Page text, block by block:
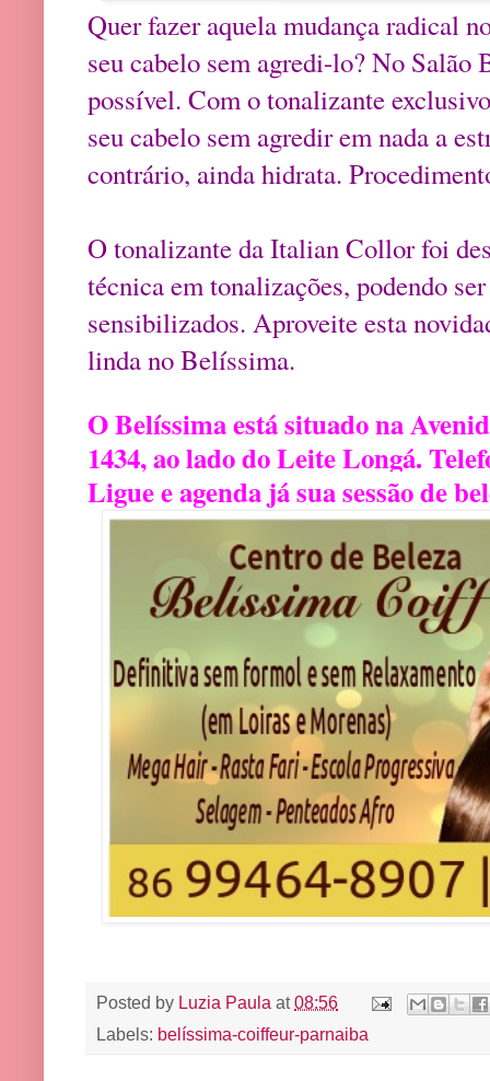
Quer fazer aquela mudança radical
seu cabelo sem agredi-lo? No
possível. Com o tonalizante
seu cabelo sem agredir em nada a
contrário, ainda hidrata.
O tonalizante da Italian Collor foi
técnica em tonalizações, podendo
sensibilizados. Aproveite esta
linda no Belíssima.
O Belíssima está situado na
1434, ao lado do Leite Longá.
Ligue e agenda já sua sessão de
Posted by Luzia Paula at08:56
Labels: belíssima-coiffeur-parnaiba